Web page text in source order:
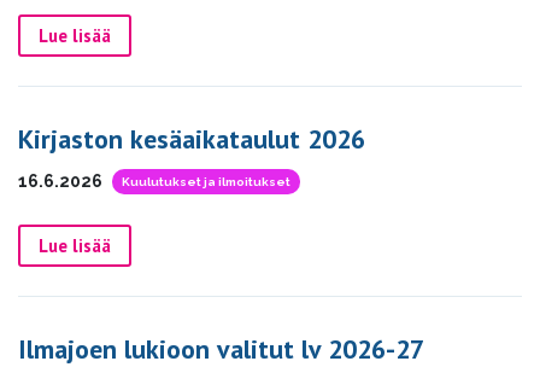
Lue lisää
Kirjaston kesäaikataulut 2026
16.6.2026 Kuulutukset ja ilmoitukset
Lue lisää
Ilmajoen lukioon valitut lv 2026-27